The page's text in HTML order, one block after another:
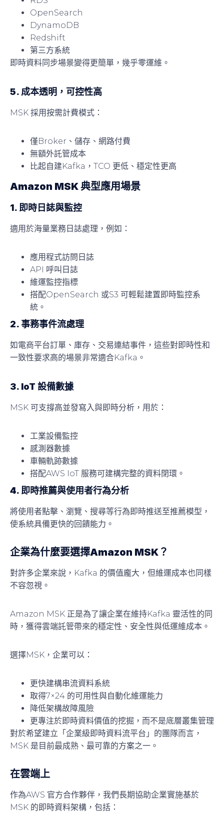
OpenSearch
DynamoDB
Redshift
第三方系統
即時資料同步場景變得更簡單，幾乎零運維。
5. 成本透明，可控性高
MSK 採用按需計費模式：
僅Broker、儲存、網路付費
無額外託管成本
比起自建Kafka，TCO 更低、穩定性更高
Amazon MSK 典型應用場景
1. 即時日誌與監控
適用於海量業務日誌處理，例如：
應用程式訪問日誌
API 呼叫日誌
維運監控指標
搭配OpenSearch 或S3 可輕鬆建置即時監控系
統。
2. 事務事件流處理
如電商平台訂單、庫存、交易連結事件，這些對即時性和
一致性要求高的場景非常適合Kafka。
3. IoT 設備數據
MSK 可支撐高並發寫入與即時分析，用於：
工業設備監控
感測器數據
車輛軌跡數據
搭配AWS IoT 服務可建構完整的資料閉環。
4. 即時推薦與使用者行為分析
將使用者點擊、瀏覽、搜尋等行為即時推送至推薦模型，
使系統具備更快的回饋能力。
企業為什麼要選擇Amazon MSK？
對許多企業來說，Kafka 的價值龐大，但維運成本也同樣
不容忽視。
Amazon MSK 正是為了讓企業在維持Kafka 靈活性的同
時，獲得雲端託管帶來的穩定性、安全性與低運維成本。
選擇MSK，企業可以：
更快建構串流資料系統
取得7×24 的可用性與自動化維運能力
降低架構故障風險
更專注於即時資料價值的挖掘，而不是底層叢集管理
對於希望建立「企業級即時資料流平台」的團隊而言，
MSK 是目前最成熟、最可靠的方案之一。
在雲端上
作為AWS 官方合作夥伴，我們長期協助企業實施基於
MSK 的即時資料架構，包括：